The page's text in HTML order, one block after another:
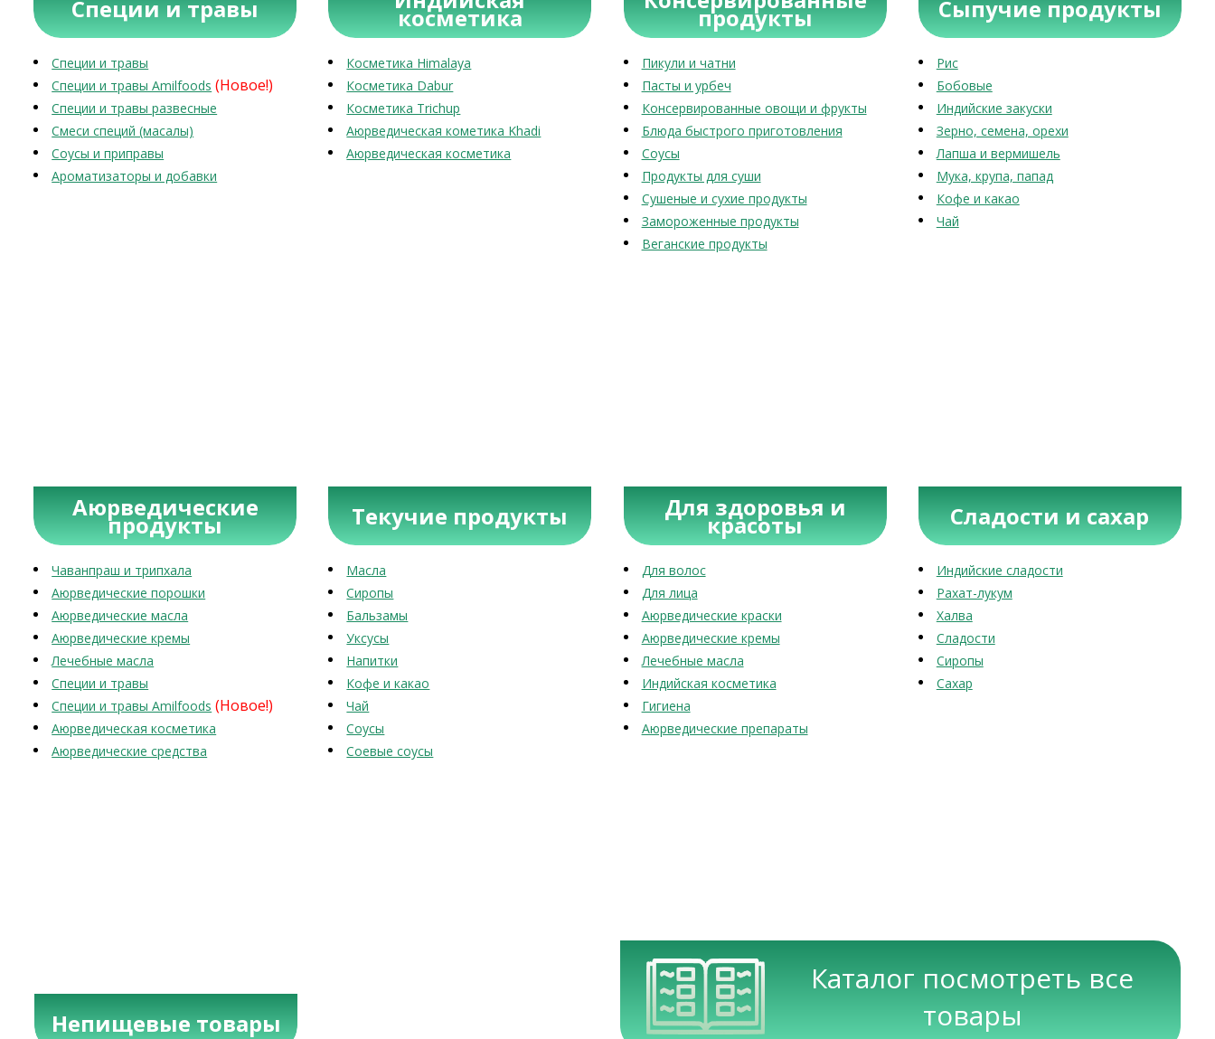
Специи и травы
Специи и травы
Специи и травы Amilfoods (Новое!)
Специи и травы развесные
Смеси специй (масалы)
Соусы и приправы
Ароматизаторы и добавки
косметика
Косметика Himalaya
Косметика Dabur
Косметика Trichup
Аюрведическая кометика Khadi
Аюрведическая косметика
продукты
Пикули и чатни
Пасты и урбеч
Консервированные овощи и фрукты
Блюда быстрого приготовления
Соусы
Продукты для суши
Сушеные и сухие продукты
Замороженные продукты
Веганские продукты
Сыпучие продукты
Рис
Бобовые
Индийские закуски
Зерно, семена, орехи
Лапша и вермишель
Мука, крупа, папад
Кофе и какао
Чай
Аюрведические
продукты
Чаванпраш и трипхала
Аюрведические порошки
Аюрведические масла
Аюрведические кремы
Лечебные масла
Специи и травы
Специи и травы Amilfoods (Новое!)
Аюрведическая косметика
Аюрведические средства
Текучие продукты
Масла
Сиропы
Бальзамы
Уксусы
Напитки
Кофе и какао
Чай
Соусы
Соевые соусы
Для здоровья и
красоты
Для волос
Для лица
Аюрведические краски
Аюрведические кремы
Лечебные масла
Индийская косметика
Гигиена
Аюрведические препараты
Сладости и сахар
Индийские сладости
Рахат-лукум
Халва
Сладости
Сиропы
Сахар
Непищевые товары
Каталог посмотреть все
товары